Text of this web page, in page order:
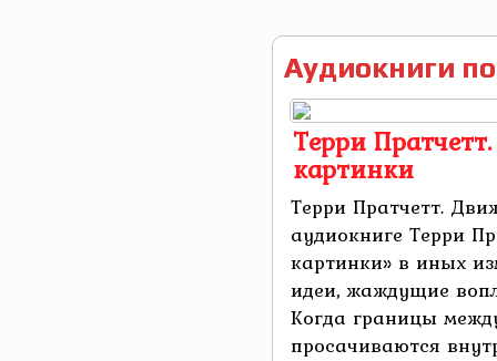
Аудиокниги
Терри
картинки
Терри Пратчетт.
аудиокниге Терри
картинки» в иных
идеи, жаждущие
Когда границы
просачиваются